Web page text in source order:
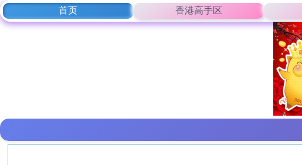
首页 香港高手区